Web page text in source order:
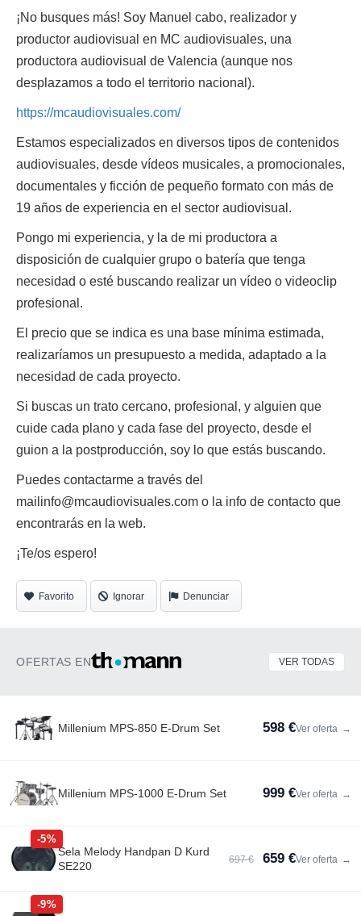
¡No busques más! Soy Manuel cabo, realizador y
productor audiovisual en MC audiovisuales, una
productora audiovisual de Valencia (aunque nos
desplazamos a todo el territorio nacional).
https://mcaudiovisuales.com/
Estamos especializados en diversos tipos de contenidos
audiovisuales, desde vídeos musicales, a promocionales,
documentales y ficción de pequeño formato con más de
19 años de experiencia en el sector audiovisual.
Pongo mi experiencia, y la de mi productora a
disposición de cualquier grupo o batería que tenga
necesidad o esté buscando realizar un vídeo o videoclip
profesional.
El precio que se indica es una base mínima estimada,
realizaríamos un presupuesto a medida, adaptado a la
necesidad de cada proyecto.
Si buscas un trato cercano, profesional, y alguien que
cuide cada plano y cada fase del proyecto, desde el
guion a la postproducción, soy lo que estás buscando.
Puedes contactarme a través del
mailinfo@mcaudiovisuales.com o la info de contacto que
encontrarás en la web.
¡Te/os espero!
Favorito Ignorar Denunciar
OFERTAS EN VER TODAS
Millenium MPS-850 E-Drum Set 598 €Ver oferta →
Millenium MPS-1000 E-Drum Set 999 €Ver oferta →
-5%
Sela Melody Handpan D Kurd
SE220
697 € 659 €Ver oferta →
-9%